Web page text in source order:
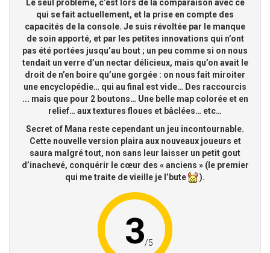
Le seul problème, c’est lors de la comparaison avec ce
qui se fait actuellement, et la prise en compte des
capacités de la console. Je suis révoltée par le manque
de soin apporté, et par les petites innovations qui n’ont
pas été portées jusqu’au bout ; un peu comme si on nous
tendait un verre d’un nectar délicieux, mais qu’on avait le
droit de n’en boire qu’une gorgée : on nous fait miroiter
une encyclopédie… qui au final est vide… Des raccourcis
... mais que pour 2 boutons… Une belle map colorée et en
relief… aux textures floues et bâclées… etc…
Secret of Mana reste cependant un jeu incontournable.
Cette nouvelle version plaira aux nouveaux joueurs et
saura malgré tout, non sans leur laisser un petit gout
d’inachevé, conquérir le cœur des « anciens » (le premier
qui me traite de vieille je l’bute
).
3/5